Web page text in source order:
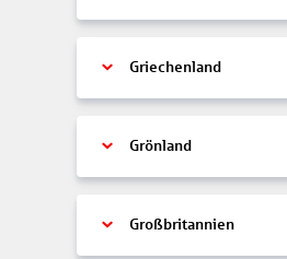
Griechenland
Grönland
Großbritannien